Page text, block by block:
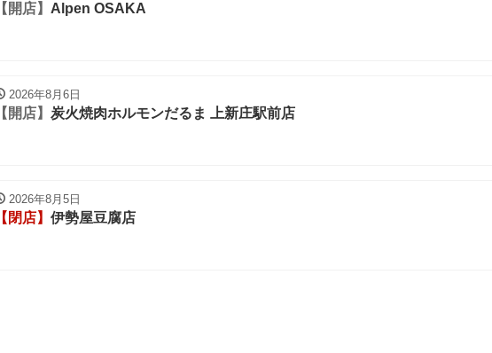
【開店】 Alpen OSAKA
2026年8月6日
【開店】 炭火焼肉ホルモンだるま 上新庄駅前店
2026年8月5日
【閉店】 伊勢屋豆腐店